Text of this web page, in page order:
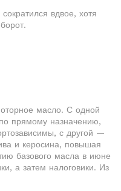
вдвое, хотя
масло. С одной
прямому назначению,
с другой —
и керосина, повышая
базового масла в июне
а затем налоговики. Из